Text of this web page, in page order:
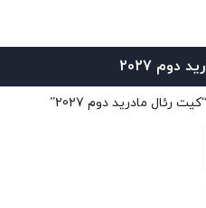
دوم 2027
مادرید دوم 2027”